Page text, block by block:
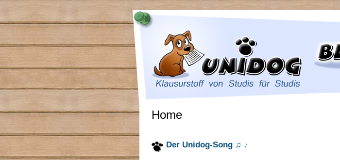
Home
Der Unidog-Song ♫ ♪